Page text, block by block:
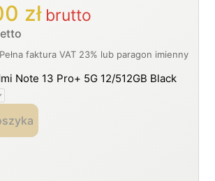
złbrutto
Note 13 Pro+ 5G 12/512GB Black